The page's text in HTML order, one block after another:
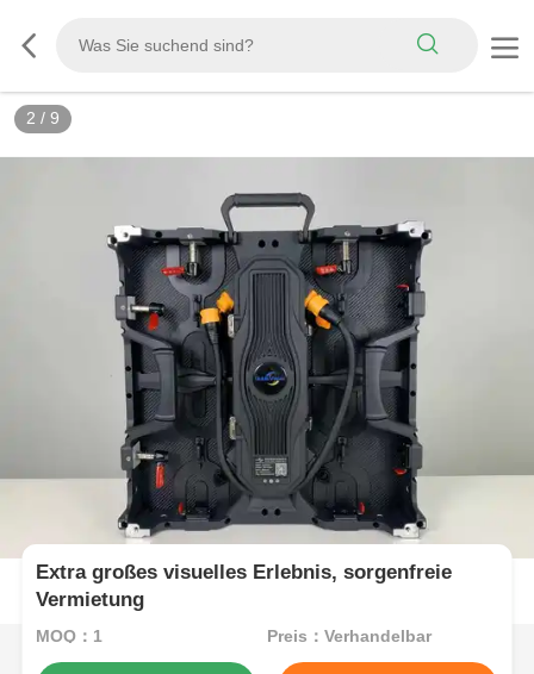
3 / 9
Extra großes visuelles Erlebnis, sorgenfreie
Vermietung
MOQ：1 Preis：Verhandelbar